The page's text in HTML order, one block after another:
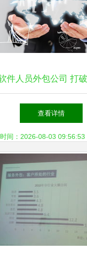
件人员外包公司 打
壁垒，实现跨地域高
查看详情
间：2026-08-03 09:56:53